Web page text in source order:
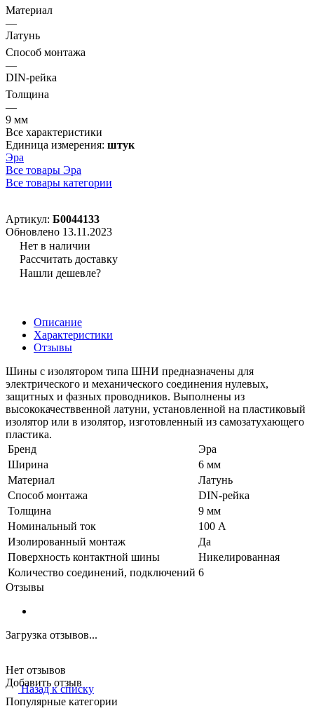
Материал
—
Латунь
Способ монтажа
—
DIN-рейка
Толщина
—
9 мм
Все характеристики
Единица измерения: штук
Эра
Все товары Эра
Все товары категории
Артикул: Б0044133
Обновлено 13.11.2023
Нет в наличии
Рассчитать доставку
Нашли дешевле?
Описание
Характеристики
Отзывы
Шины с изолятором типа ШНИ предназначены для
электрического и механического соединения нулевых,
защитных и фазных проводников. Выполнены из
высококачестввенной латуни, установленной на пластиковый
изолятор или в изолятор, изготовленный из самозатухающего
пластика.
Бренд
Эра
Ширина
6 мм
Материал
Латунь
Способ монтажа
DIN-рейка
Толщина
9 мм
Номинальный ток
100 А
Изолированный монтаж
Да
Поверхность контактной шины
Никелированная
Количество соединений, подключений 6
Отзывы
Загрузка отзывов...
Нет отзывов
Добавить отзыв
Назад к списку
Популярные категории